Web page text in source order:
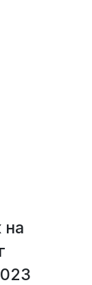
на